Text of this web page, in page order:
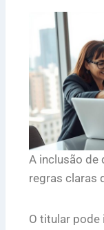
A inclusão de
regras claras
O titular pode